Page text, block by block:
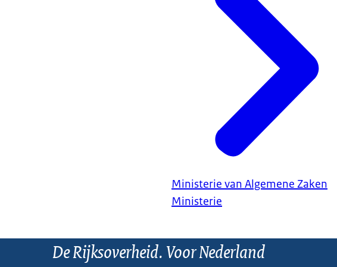
Ministerie van Algemene Zaken
Ministerie
De Rijksoverheid. Voor Nederland